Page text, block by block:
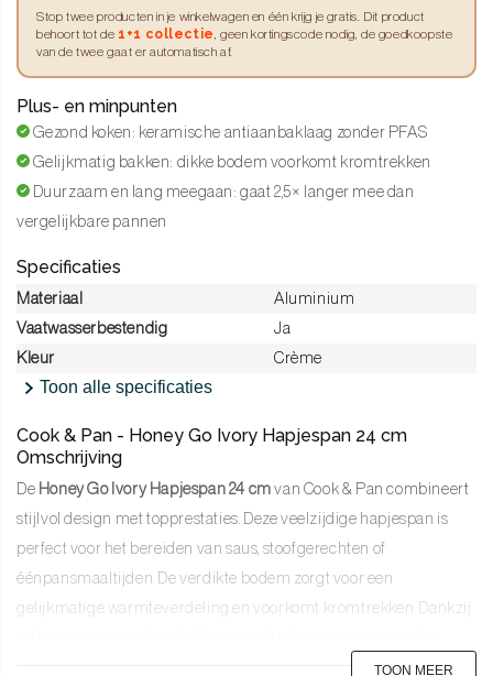
Stop twee producten in je winkelwagen en één krijg je gratis. Dit product
behoort tot de 1+1 collectie , geen kortingscode nodig, de goedkoopste
van de twee gaat er automatisch af.
Plus- en minpunten
Gezond koken: keramische antiaanbaklaag zonder PFAS
Gelijkmatig bakken: dikke bodem voorkomt kromtrekken
Duurzaam en lang meegaan: gaat 2,5× langer mee dan
vergelijkbare pannen
Specificaties
Materiaal
Aluminium
Vaatwasserbestendig
Ja
Kleur
Crème
Toon alle specificaties
Cook & Pan - Honey Go Ivory Hapjespan 24 cm
Omschrijving
De Honey Go Ivory Hapjespan 24 cm van Cook & Pan combineert
stijlvol design met topprestaties. Deze veelzijdige hapjespan is
perfect voor het bereiden van saus, stoofgerechten of
éénpansmaaltijden. De verdikte bodem zorgt voor een
gelijkmatige warmteverdeling en voorkomt kromtrekken. Dankzij
moeiteloos. Stijl ontmoet prestatie met de Honey Go IvoryTOON MEER